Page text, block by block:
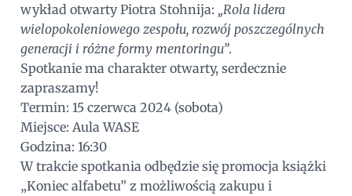
wykład otwarty Piotra Stohnija: „Rola lidera
wielopokoleniowego zespołu, rozwój poszczególnych
generacji i różne formy mentoringu”.
Spotkanie ma charakter otwarty, serdecznie
zapraszamy!
Termin: 15 czerwca 2024 (sobota)
Miejsce: Aula WASE
Godzina: 16:30
W trakcie spotkania odbędzie się promocja książki
„Koniec alfabetu” z możliwością zakupu i